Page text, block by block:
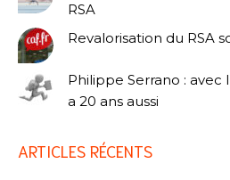
RSA
Revalorisation du RSA
Philippe Serrano :
a 20 ans aussi
ARTICLES RÉCENTS